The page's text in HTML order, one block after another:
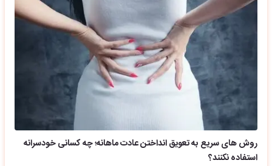
روش های سریع به تعویق انداختن عادت ماهانه؛ چه کسانی خودسرانه
استفاده نکنند؟